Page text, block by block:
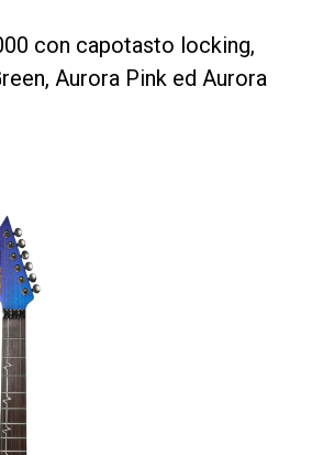
con capotasto locking,
Aurora Pink ed Aurora